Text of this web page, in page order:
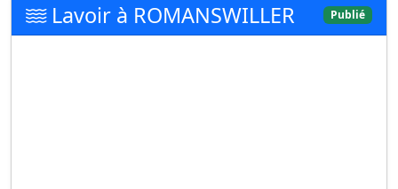
Lavoir à ROMANSWILLER Publié